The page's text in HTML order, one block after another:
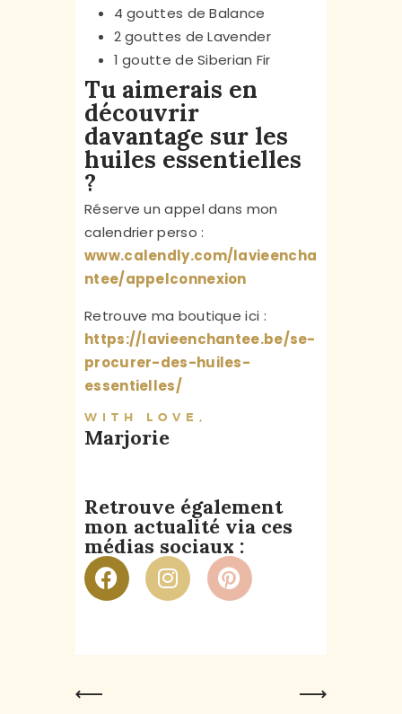
4 gouttes de Balance
2 gouttes de Lavender
1 goutte de Siberian Fir
Tu aimerais en
découvrir
davantage sur les
huiles essentielles
?
Réserve un appel dans mon
calendrier perso :
www.calendly.com/lavieencha
ntee/appelconnexion
Retrouve ma boutique ici :
https://lavieenchantee.be/se-
procurer-des-huiles-
essentielles/
WITH LOVE,
Marjorie
Retrouve également
mon actualité via ces
médias sociaux :